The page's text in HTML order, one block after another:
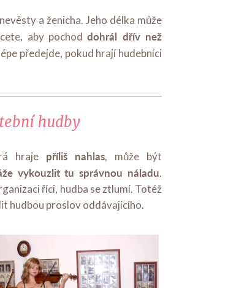
a ženicha. Jeho délka může
aby pochoddohrál dřív než
předejde, pokud hrají hudebníci
hudby
hraje příliš nahlas, může být
vykouzlit tu správnou náladu.
říci, hudba se ztlumí. Totéž
hudbou proslov oddávajícího.